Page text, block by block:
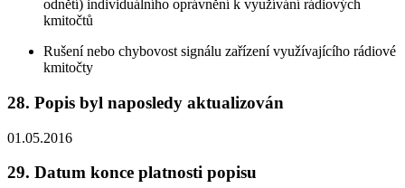
odnětí) individuálního oprávnění k využívání rádiových
kmitočtů
Rušení nebo chybovost signálu zařízení využívajícího rádiové
kmitočty
28. Popis byl naposledy aktualizován
01.05.2016
29. Datum konce platnosti popisu